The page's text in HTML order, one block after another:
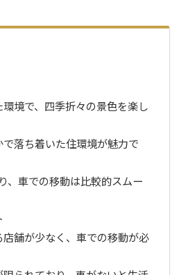
境で、四季折々の景色を楽し
落ち着いた住環境が魅力で
、車での移動は比較的スムー
舗が少なく、車での移動が必